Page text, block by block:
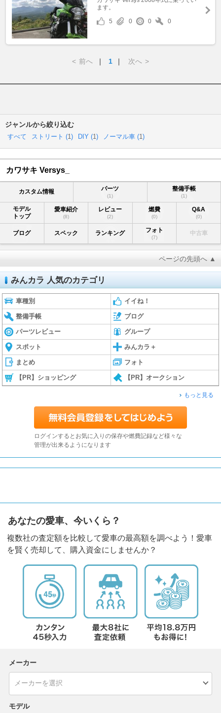
ます。
5
0 0 0
< 前へ ｜ 1 ｜ 次へ >
ジャンルから絞り込む
すべて ストリート (1) DIY (1) ノーマル車 (1)
カワサキ Versys_
カスタム情報 パーツ
(1)
整備手帳
(1)
モデル
トップ
愛車紹介
(8)
レビュー
(2)
燃費
(0)
Q&A
(0)
ブログ スペック ランキング フォト
(7)
中古車
ページの先頭へ ▲
みんカラ 人気のカテゴリ
車種別 イイね！
整備手帳 ブログ
パーツレビュー グループ
スポット みんカラ＋
まとめ フォト
【PR】ショッピング 【PR】オークション
もっと見る
ログインするとお気に入りの保存や燃費記録など様々な
管理が出来るようになります
あなたの愛車、今いくら？
複数社の査定額を比較して愛車の最高額を調べよう！愛車
を賢く売却して、購入資金にしませんか？
メーカー
モデル